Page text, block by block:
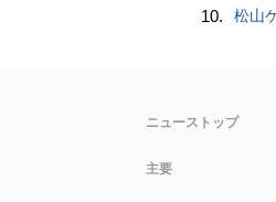
10. 松山
ニューストップ
主要